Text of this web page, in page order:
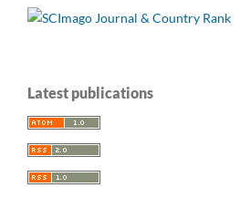
Latest publications